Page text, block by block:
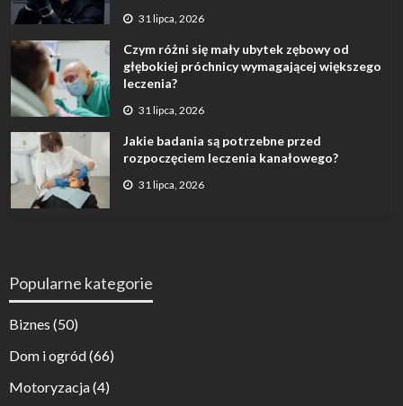
31 lipca, 2026
Czym różni się mały ubytek zębowy od
głębokiej próchnicy wymagającej większego
leczenia?
31 lipca, 2026
Jakie badania są potrzebne przed
rozpoczęciem leczenia kanałowego?
31 lipca, 2026
Popularne kategorie
Biznes (50)
Dom i ogród(66)
Motoryzacja(4)